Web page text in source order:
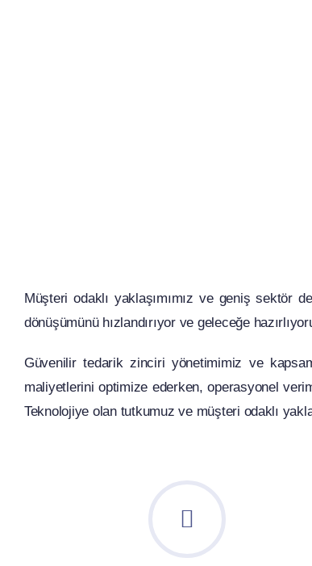
Müşteri odaklı yaklaşımımız ve geniş sektör
dönüşümünü hızlandırıyor ve geleceğe
Güvenilir tedarik zinciri yönetimimiz ve
maliyetlerini optimize ederken, operasyonel
Teknolojiye olan tutkumuz ve müşteri odaklı